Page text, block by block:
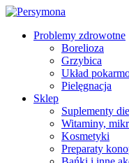
Problemy zdrowotne
Borelioza
Grzybica
Układ
Pielęgnacja
Sklep
Suplementy
Witaminy,
Kosmetyki
Preparaty